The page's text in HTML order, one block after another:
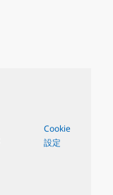
Cookie
設定